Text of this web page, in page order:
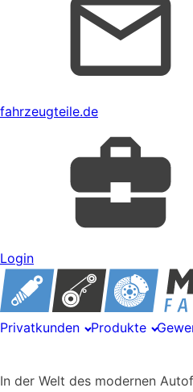
fahrzeugteile.de
Login
Privatkunden Produkte
In der Welt des modernen